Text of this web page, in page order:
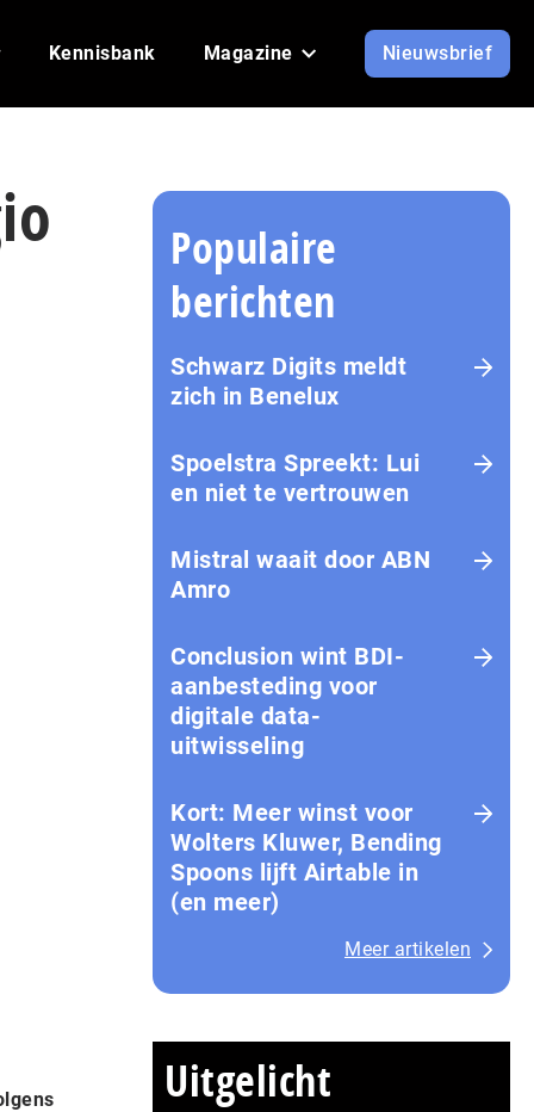
Kennisbank Magazine Nieuwsbrief
Populaire
berichten
Schwarz Digits meldt
zich in Benelux
Spoelstra Spreekt: Lui
en niet te vertrouwen
Mistral waait door ABN
Amro
Conclusion wint BDI-
aanbesteding voor
digitale data-
uitwisseling
Kort: Meer winst voor
Wolters Kluwer, Bending
Spoons lijft Airtable in
(en meer)
Meer artikelen
Uitgelicht